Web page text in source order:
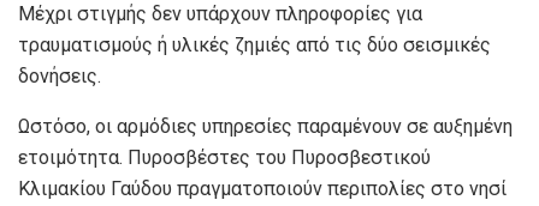
Μέχρι στιγμής δεν υπάρχουν πληροφορίες για
τραυματισμούς ή υλικές ζημιές από τις δύο σεισμικές
δονήσεις.
Ωστόσο, οι αρμόδιες υπηρεσίες παραμένουν σε αυξημένη
ετοιμότητα. Πυροσβέστες του Πυροσβεστικού
Κλιμακίου Γαύδου πραγματοποιούν περιπολίες στο νησί